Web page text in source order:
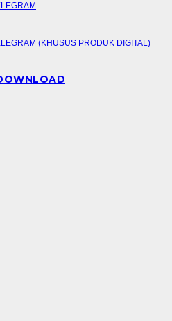
(KHUSUS PRODUK DIGITAL)